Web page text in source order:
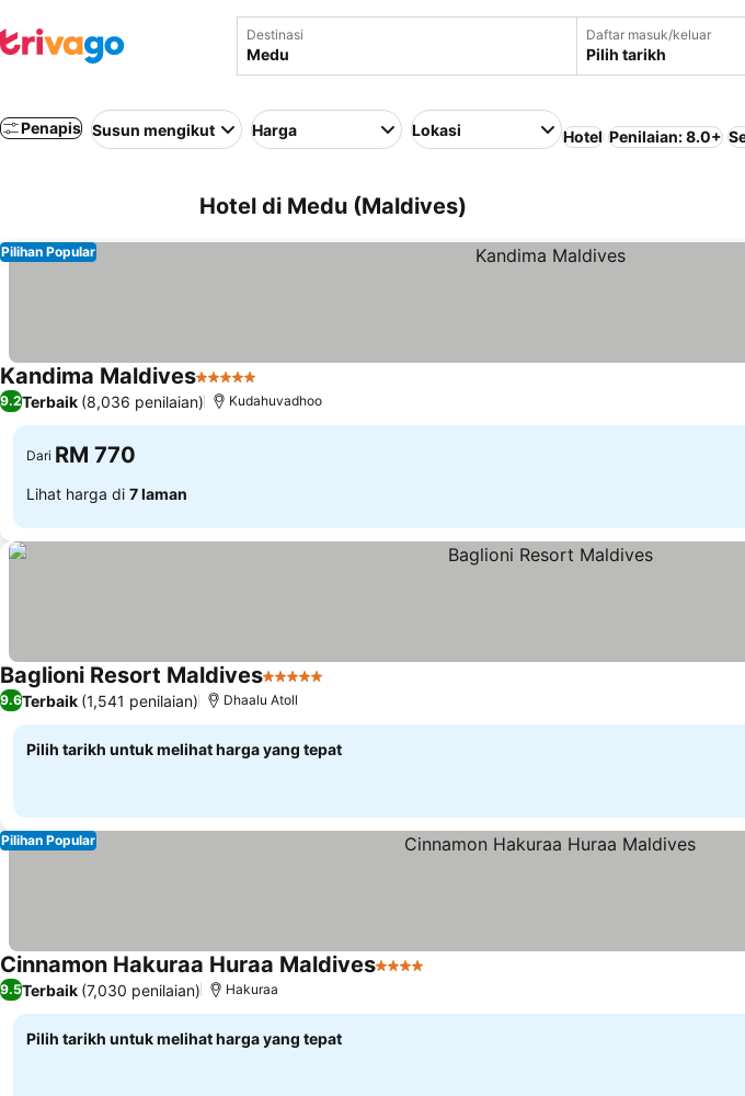
Destinasi Daftar masuk/keluar
Pilih tarikh
Penapis Susun mengikut Harga Lokasi Hotel Penilaian: 8.0+
Hotel di Medu (Maldives)
Pilihan Popular
Kandima Maldives5 Bintang
9.2Terbaik (8,036 penilaian) Kudahuvadhoo
Dari RM 770
Lihat harga di 7 laman
Baglioni Resort Maldives5 Bintang
9.6Terbaik (1,541 penilaian) Dhaalu Atoll
Pilih tarikh untuk melihat harga yang tepat
Pilihan Popular
Cinnamon Hakuraa Huraa Maldives4 Bintang
9.5Terbaik (7,030 penilaian) Hakuraa
Pilih tarikh untuk melihat harga yang tepat